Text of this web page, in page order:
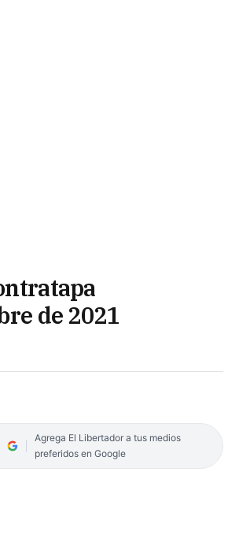
de 2021
Agrega El Libertador a tus medios
preferidos en Google